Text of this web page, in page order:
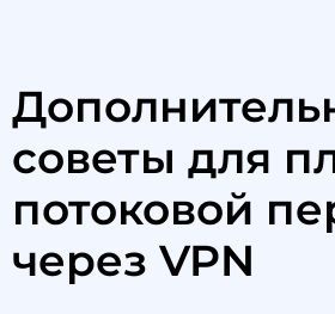
советы для
потоковой
через VPN